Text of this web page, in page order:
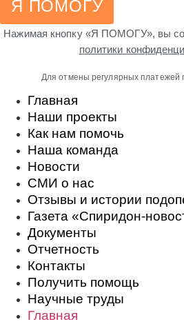
Я ПОМОГУ
Нажимая кнопку «Я ПОМОГУ», вы
политики
Для отмены регулярных платежей
Главная
Наши проекты
Как нам помочь
Наша команда
Новости
СМИ о нас
Отзывы и истории
Газета «Спиридон-
Документы
Отчетность
Контакты
Получить помощь
Научные труды
Главная